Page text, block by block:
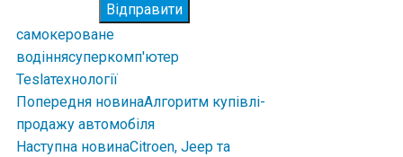
Відправити
самокероване
водіннясуперкомп'ютер
Teslaтехнології
Попередня новинаАлгоритм купівлі-
продажу автомобіля
Наступна новинаCitroen, Jeep та